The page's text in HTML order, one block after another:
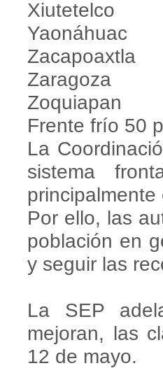
Xiutetelco
Yaonáhuac
Zacapoaxtla
Zaragoza
Zoquiapan
Frente frío 50
La
sistema
Por ello, las
población en
y seguir las
La SEP
mejoran, las
12 de mayo.